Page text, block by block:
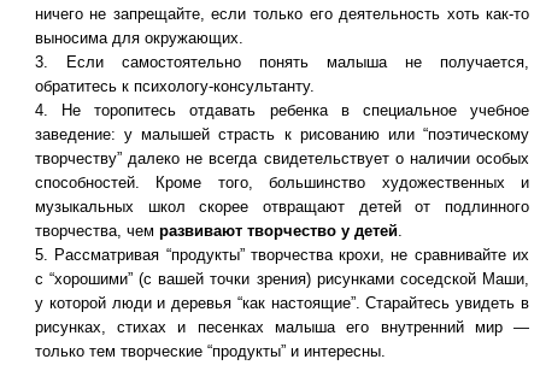
ничего не запрещайте, если только его деятельность хоть как-то
выносима для окружающих.
Если самостоятельно понять малыша не получается,
обратитесь к психологу-консультанту.
Не торопитесь отдавать ребенка в специальное учебное
заведение: у малышей страсть к рисованию или “поэтическому
творчеству” далеко не всегда свидетельствует о наличии особых
способностей. Кроме того, большинство художественных и
музыкальных школ скорее отвращают детей от подлинного
творчества, чем развивают творчество у детей.
Рассматривая “продукты” творчества крохи, не сравнивайте их
с “хорошими” (с вашей точки зрения) рисунками соседской Маши,
у которой люди и деревья “как настоящие”. Старайтесь увидеть в
рисунках, стихах и песенках малыша его внутренний мир —
только тем творческие “продукты” и интересны.